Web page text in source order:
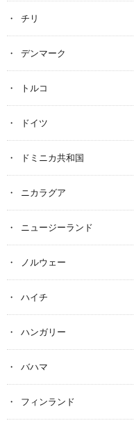
チリ
デンマーク
トルコ
ドイツ
ドミニカ共和国
ニカラグア
ニュージーランド
ノルウェー
ハイチ
ハンガリー
バハマ
フィンランド